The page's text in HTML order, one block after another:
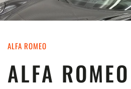
ALFA ROMEO
ALFA